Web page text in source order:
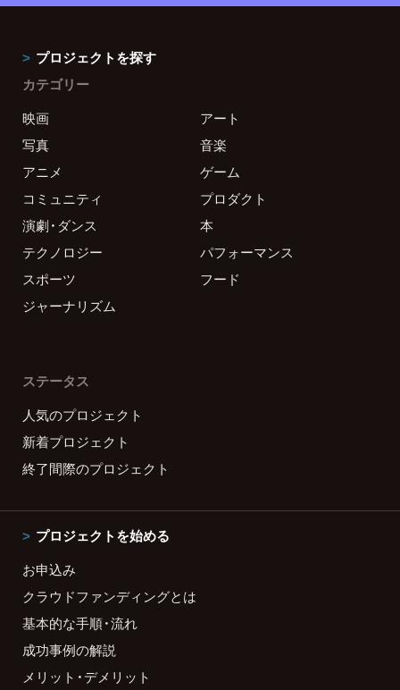
プロジェクトを探す
カテゴリー
映画
アート
写真
音楽
アニメ
ゲーム
コミュニティ
プロダクト
演劇・ダンス
本
テクノロジー
パフォーマンス
スポーツ
フード
ジャーナリズム
ステータス
人気のプロジェクト
新着プロジェクト
終了間際のプロジェクト
プロジェクトを始める
お申込み
クラウドファンディングとは
基本的な手順・流れ
成功事例の解説
メリット・デメリット